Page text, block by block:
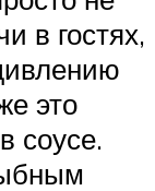
в гостях,
это
соусе.